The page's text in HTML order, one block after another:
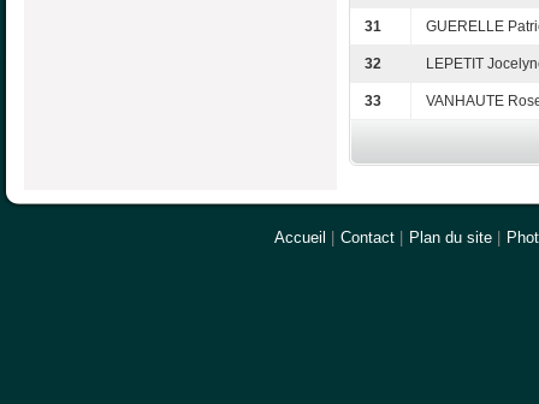
31 GUERELLE
32 LEPETIT
33 VANHAUTE
Accueil Contact Plan du site